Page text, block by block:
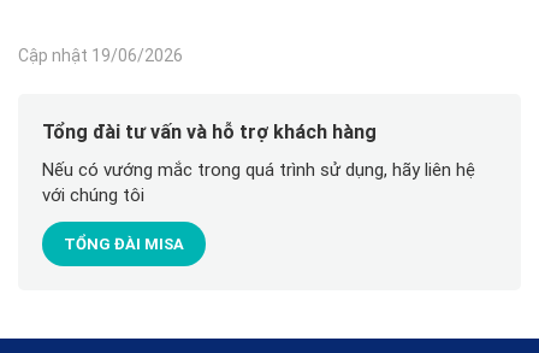
Cập nhật 19/06/2026
Tổng đài tư vấn và hỗ trợ khách hàng
Nếu có vướng mắc trong quá trình sử dụng, hãy liên hệ
với chúng tôi
TỔNG ĐÀI MISA